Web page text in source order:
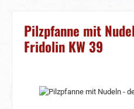
Pilzpfanne mit
Fridolin KW 39
Bildergalerie überspringen